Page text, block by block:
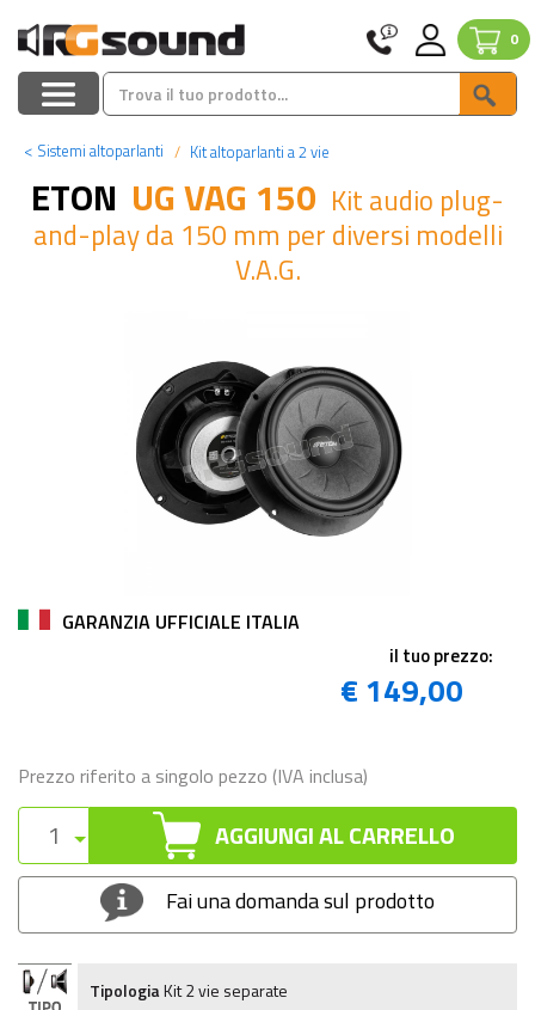
0
< Sistemi altoparlanti Kit altoparlanti a 2 vie
ETON UG VAG 150 Kit audio plug-
and-play da 150 mm per diversi modelli
V.A.G.
GARANZIA UFFICIALE ITALIA
il tuo prezzo:
€ 149,00
Prezzo riferito a singolo pezzo (IVA inclusa)
AGGIUNGI AL CARRELLO
Fai una domanda sul prodotto
TipologiaKit 2 vie separate